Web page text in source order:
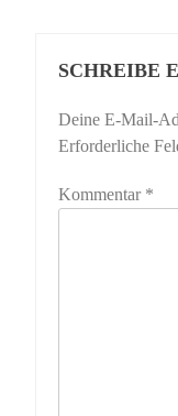
SCHREIBE
Deine E-Mail-
Erforderliche
Kommentar *